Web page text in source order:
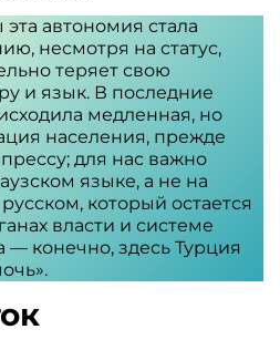
автономия стала
несмотря на статус,
теряет свою
и язык. В последние
медленная, но
населения, прежде
для нас важно
языке, а не на
который остается
власти и системе
— конечно, здесь Турция